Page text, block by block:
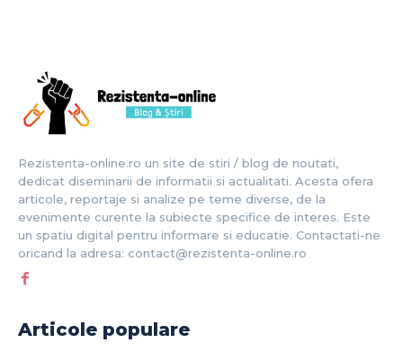
Rezistenta-online.ro un site de stiri / blog de noutati,
dedicat diseminarii de informatii si actualitati. Acesta ofera
articole, reportaje si analize pe teme diverse, de la
evenimente curente la subiecte specifice de interes. Este
un spatiu digital pentru informare si educatie. Contactati-ne
oricand la adresa: contact@rezistenta-online.ro
Articole populare